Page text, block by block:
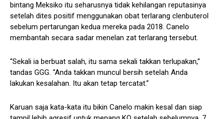
bintang Meksiko itu seharusnya tidak kehilangan reputasinya
setelah dites positif menggunakan obat terlarang clenbuterol
sebelum pertarungan kedua mereka pada 2018. Canelo
membantah secara sadar menelan zat terlarang tersebut.
“Sekali ia berbuat salah, itu sama sekali takkan terlupakan,”
tandas GGG. “Anda takkan muncul bersih setelah Anda
lakukan kesalahan. Itu akan tetap tercatat.”
Karuan saja kata-kata itu bikin Canelo makin kesal dan siap